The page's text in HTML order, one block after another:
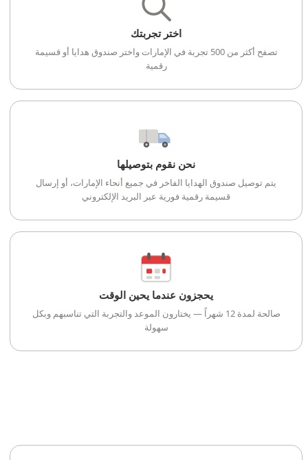
اختر تجربتك
تصفح أكثر من 500 تجربة في الإمارات واختر صندوق هدايا أو قسيمة
رقمية
نحن نقوم بتوصيلها
يتم توصيل صندوق الهدايا الفاخر في جميع أنحاء الإمارات، أو إرسال
قسيمة رقمية فورية عبر البريد الإلكتروني
يحجزون عندما يحين الوقت
صالحة لمدة 12 شهراً — يختارون الموعد والتجربة التي تناسبهم وبكل
سهولة